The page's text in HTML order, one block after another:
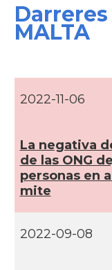
MALTA
2022-11-06
La negativa
de las ONG
personas en
mite
2022-09-08